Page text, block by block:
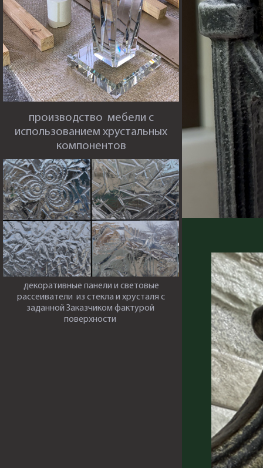
производство мебели с
использованием хрустальных
компонентов
декоративные панели и световые
рассеиватели из стекла и хрусталя с
заданной Заказчиком фактурой
поверхности